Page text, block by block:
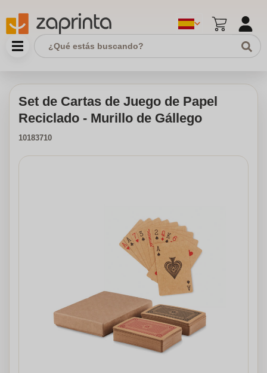
Set de Cartas de Juego de Papel
Reciclado - Murillo de Gállego
10183710